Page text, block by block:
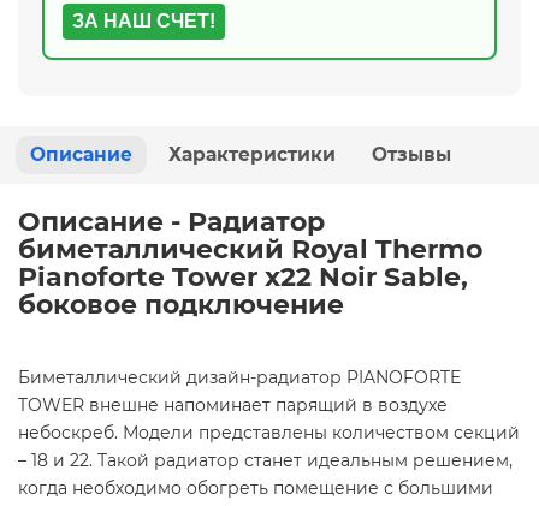
ЗА НАШ СЧЕТ!
Описание Характеристики Отзывы
Описание - Радиатор
биметаллический Royal Thermo
Pianoforte Tower x22 Noir Sable,
боковое подключение
Биметаллический дизайн-радиатор PIANOFORTE
TOWER внешне напоминает парящий в воздухе
небоскреб. Модели представлены количеством секций
– 18 и 22. Такой радиатор станет идеальным решением,
когда необходимо обогреть помещение с большими